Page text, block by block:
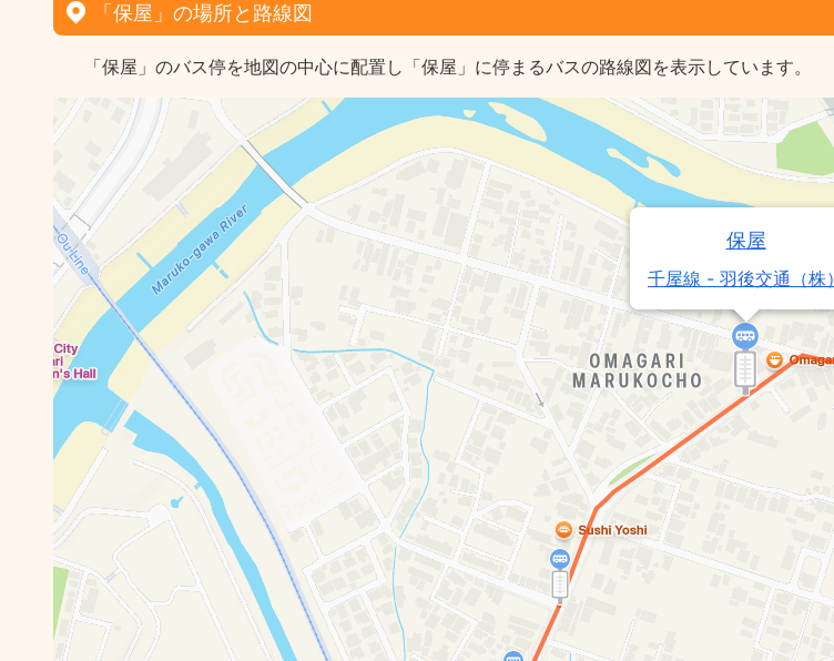
「保屋」の場所と路線図
「保屋」のバス停を地図の中心に配置し「保屋」に停まるバスの路線図を表示しています。
保屋
千屋線 - 羽後交通（株）